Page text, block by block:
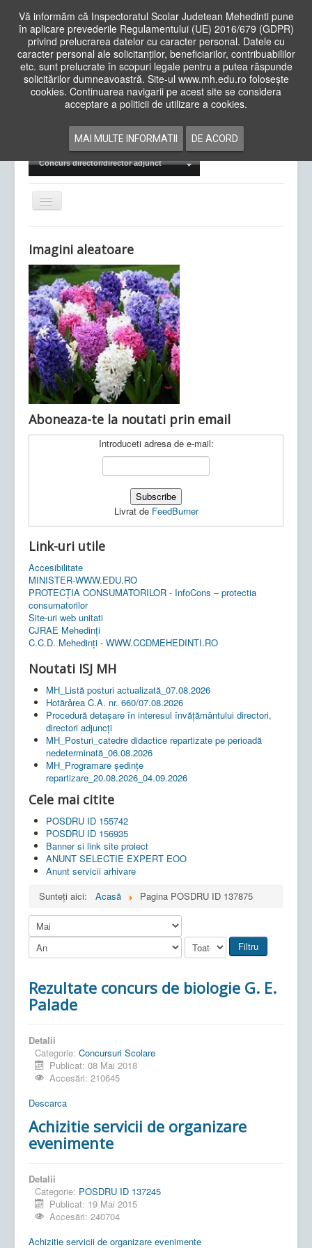
Vă informăm că Inspectoratul Scolar Judetean Mehedinti pune
în aplicare prevederile Regulamentului (UE) 2016/679 (GDPR)
privind prelucrarea datelor cu caracter personal. Datele cu
caracter personal ale solicitanților, beneficiarilor, contribuabililor
etc. sunt prelucrate în scopuri legale pentru a putea răspunde
solicitărilor dumneavoastră. Site-ul www.mh.edu.ro folosește
cookies. Continuarea navigarii pe acest site se considera
acceptare a politicii de utilizare a cookies.
MAI MULTE INFORMATII DE ACORD
Cauta
in
siteAcasa Cadre Didactice
Examene Naționale
Concurs director/director adjunct
Comută
navigarea
Ultimele articole: Vi, 04.11.2022 -
Județean Mehedinți
Imagini aleatoare
Aboneaza-te la noutati prin email
Introduceti adresa de e-mail:
Livrat de FeedBurner
Link-uri utile
Accesibilitate
MINISTER-WWW.EDU.RO
PROTECȚIA CONSUMATORILOR - InfoCons – protectia
consumatorilor
Site-uri web unitati
CJRAE Mehedinți
C.C.D. Mehedinţi - WWW.CCDMEHEDINTI.RO
Noutati ISJ MH
MH_Listă posturi actualizată_07.08.2026
Hotărârea C.A. nr. 660/07.08.2026
Procedură detașare în interesul învățământului directori,
directori adjuncți
MH_Posturi_catedre didactice repartizate pe perioadă
nedeterminată_06.08.2026
MH_Programare ședințe
repartizare_20.08.2026_04.09.2026
Cele mai citite
POSDRU ID 155742
POSDRU ID 156935
Banner si link site proiect
ANUNT SELECTIE EXPERT EOO
Anunt servicii arhivare
Sunteți aici:
Acasă Pagina POSDRU ID 137875
Filtru
Rezultate concurs de biologie G. E.
Palade
Detalii
Categorie: Concursuri Scolare
Publicat: 08 Mai 2018
Accesări: 210645
Descarca
Achizitie servicii de organizare
evenimente
Detalii
Categorie: POSDRU ID 137245
Publicat: 19 Mai 2015
Accesări: 240704
Achizitie servicii de organizare evenimente